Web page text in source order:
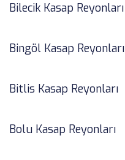
Bilecik Kasap Reyonları
Bingöl Kasap Reyonları
Bitlis Kasap Reyonları
Bolu Kasap Reyonları